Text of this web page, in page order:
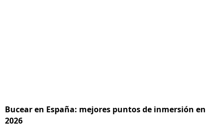
Bucear en España: mejores puntos de inmersión en
2026